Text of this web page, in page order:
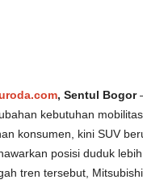
, Sentul Bogor
kebutuhan
konsumen, kini SUV
posisi duduk
tren tersebut,